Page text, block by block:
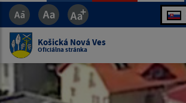
Jazyk
Košická Nová Ves
Oficiálna stránka